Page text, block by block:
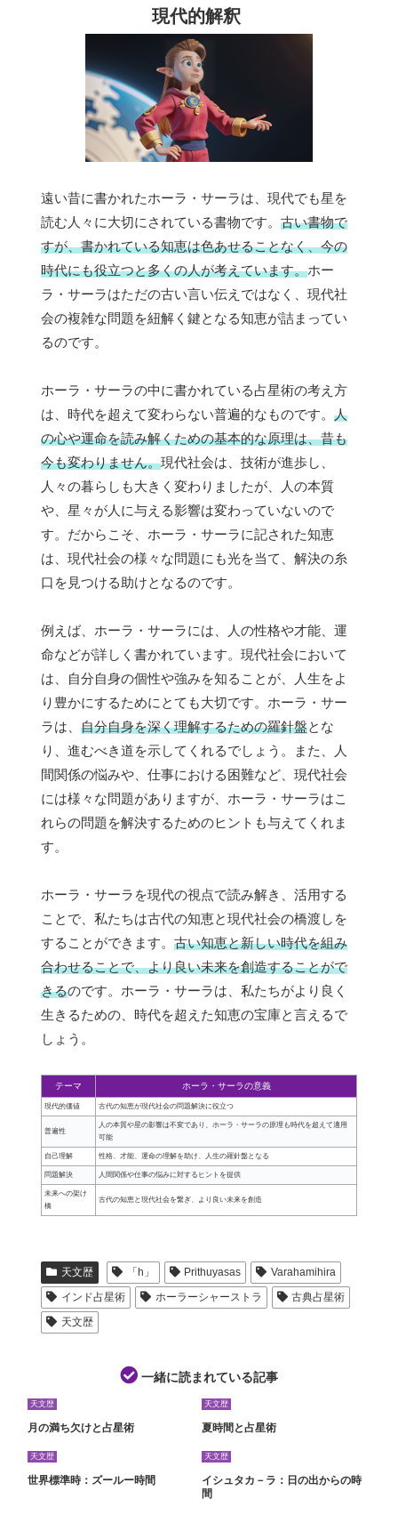
現代的解釈
遠い昔に書かれたホーラ・サーラは、現代でも星を
読む人々に大切にされている書物です。 古い書物で
すが、書かれている知恵は色あせることなく、今の
時代にも役立つと多くの人が考えています。ホー
ラ・サーラはただの古い言い伝えではなく、現代社
会の複雑な問題を紐解く鍵となる知恵が詰まってい
るのです。
ホーラ・サーラの中に書かれている占星術の考え方
は、時代を超えて変わらない普遍的なものです。 人
の心や運命を読み解くための基本的な原理は、昔も
今も変わりません。現代社会は、技術が進歩し、
人々の暮らしも大きく変わりましたが、人の本質
や、星々が人に与える影響は変わっていないので
す。だからこそ、ホーラ・サーラに記された知恵
は、現代社会の様々な問題にも光を当て、解決の糸
口を見つける助けとなるのです。
例えば、ホーラ・サーラには、人の性格や才能、運
命などが詳しく書かれています。現代社会において
は、自分自身の個性や強みを知ることが、人生をよ
り豊かにするためにとても大切です。ホーラ・サー
ラは、 自分自身を深く理解するための羅針盤とな
り、進むべき道を示してくれるでしょう。また、人
間関係の悩みや、仕事における困難など、現代社会
には様々な問題がありますが、ホーラ・サーラはこ
れらの問題を解決するためのヒントも与えてくれま
す。
ホーラ・サーラを現代の視点で読み解き、活用する
ことで、私たちは古代の知恵と現代社会の橋渡しを
することができます。 古い知恵と新しい時代を組み
合わせることで、より良い未来を創造することがで
きるのです。ホーラ・サーラは、私たちがより良く
生きるための、時代を超えた知恵の宝庫と言えるで
しょう。
テーマ ホーラ・サーラの意義
現代的価値 古代の知恵が現代社会の問題解決に役立つ
普遍性
人の本質や星の影響は不変であり、ホーラ・サーラの原理も時代を超えて適用
可能
自己理解 性格、才能、運命の理解を助け、人生の羅針盤となる
問題解決 人間関係や仕事の悩みに対するヒントを提供
未来への架け
橋
古代の知恵と現代社会を繋ぎ、より良い未来を創造
天文歴 「h」 Prithuyasas
Varahamihira
インド占星術
ホーラーシャーストラ
古典占星術
天文歴
一緒に読まれている記事
天文歴
月の満ち欠けと占星術
天文歴
夏時間と占星術
天文歴
世界標準時：ズールー時間
天文歴
イシュタカ－ラ：日の出からの時
間